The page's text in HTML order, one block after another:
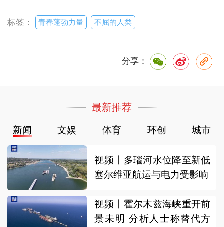
标签： 青春蓬勃力量 不屈的人类
分享：
最新推荐
新闻 文娱 体育 环创 城市
视频丨多瑙河水位降至新低
塞尔维亚航运与电力受影响
视频丨霍尔木兹海峡重开前
景未明 分析人士称替代方